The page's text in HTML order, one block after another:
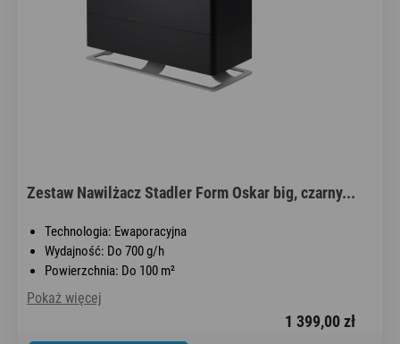
Zestaw Nawilżacz Stadler Form Oskar big, czarny...
Technologia: Ewaporacyjna
Wydajność: Do 700 g/h
Powierzchnia: Do 100 m²
Pokaż więcej
1 399,00 zł